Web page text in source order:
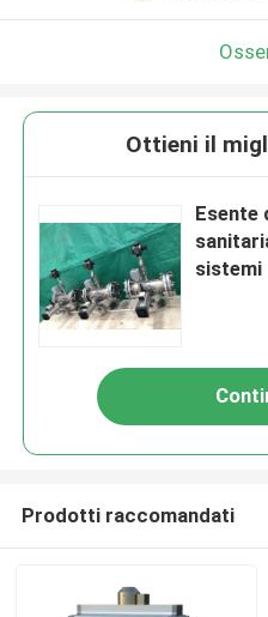
Ottieni il
Esente
sistemi
Prodotti raccomandati